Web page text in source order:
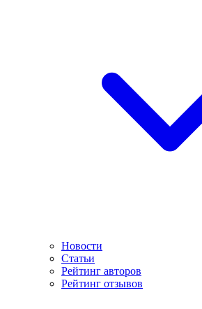
Новости
Статьи
Рейтинг авторов
Рейтинг отзывов